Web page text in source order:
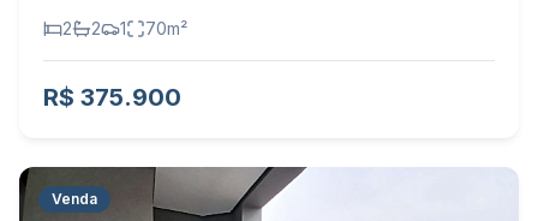
2 2 1 70m²
R$ 375.900
Venda